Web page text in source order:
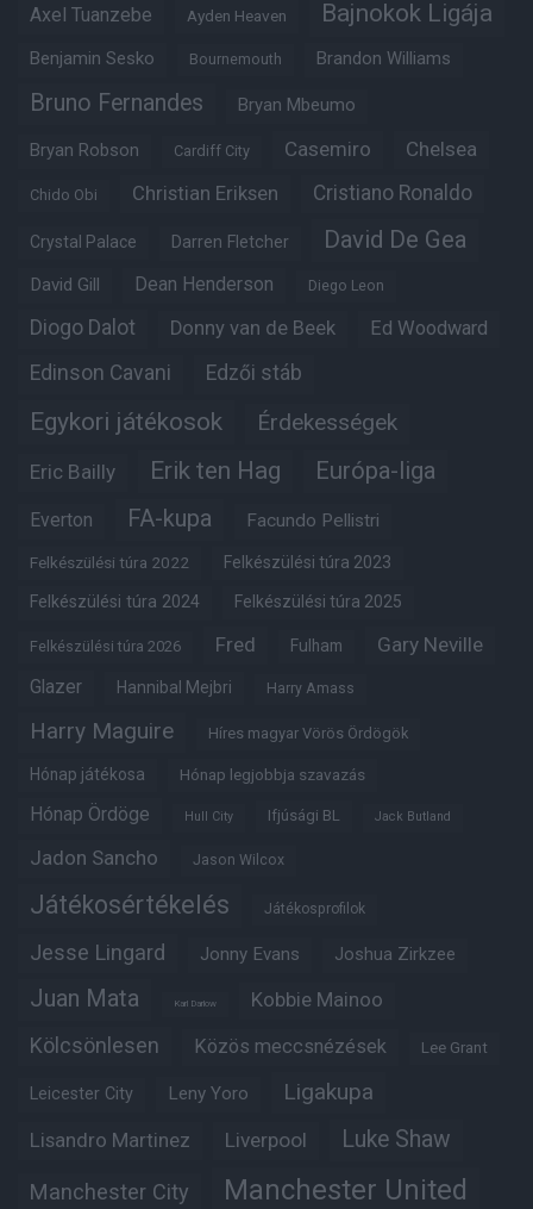
Axel Tuanzebe Ayden Heaven Bajnokok Ligája
Benjamin Sesko Bournemouth Brandon Williams
Bruno Fernandes Bryan Mbeumo
Bryan Robson Cardiff City Casemiro Chelsea
Chido Obi Christian Eriksen Cristiano Ronaldo
Crystal Palace Darren Fletcher David De Gea
David Gill Dean Henderson Diego Leon
Diogo Dalot Donny van de Beek Ed Woodward
Edinson Cavani Edzői stáb
Egykori játékosok Érdekességek
Eric Bailly Erik ten Hag Európa-liga
Everton FA-kupa Facundo Pellistri
Felkészülési túra 2022 Felkészülési túra 2023
Felkészülési túra 2024 Felkészülési túra 2025
Felkészülési túra 2026 Fred Fulham Gary Neville
Glazer Hannibal Mejbri Harry Amass
Harry Maguire Híres magyar Vörös Ördögök
Hónap játékosa Hónap legjobbja szavazás
Hónap Ördöge Hull City Ifjúsági BL Jack Butland
Jadon Sancho Jason Wilcox
Játékosértékelés Játékosprofilok
Jesse Lingard Jonny Evans Joshua Zirkzee
Juan Mata Karl Darlow Kobbie Mainoo
Kölcsönlesen Közös meccsnézések Lee Grant
Leicester City Leny Yoro Ligakupa
Lisandro Martinez Liverpool Luke Shaw
Manchester City Manchester United